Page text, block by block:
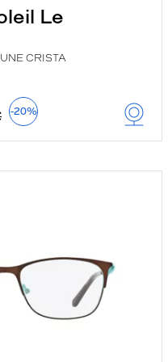
Le
CRISTA
-20%